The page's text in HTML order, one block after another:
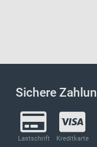
Sichere
Lastschrift Kreditkarte